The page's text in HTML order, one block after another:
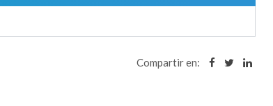
Compartir en: